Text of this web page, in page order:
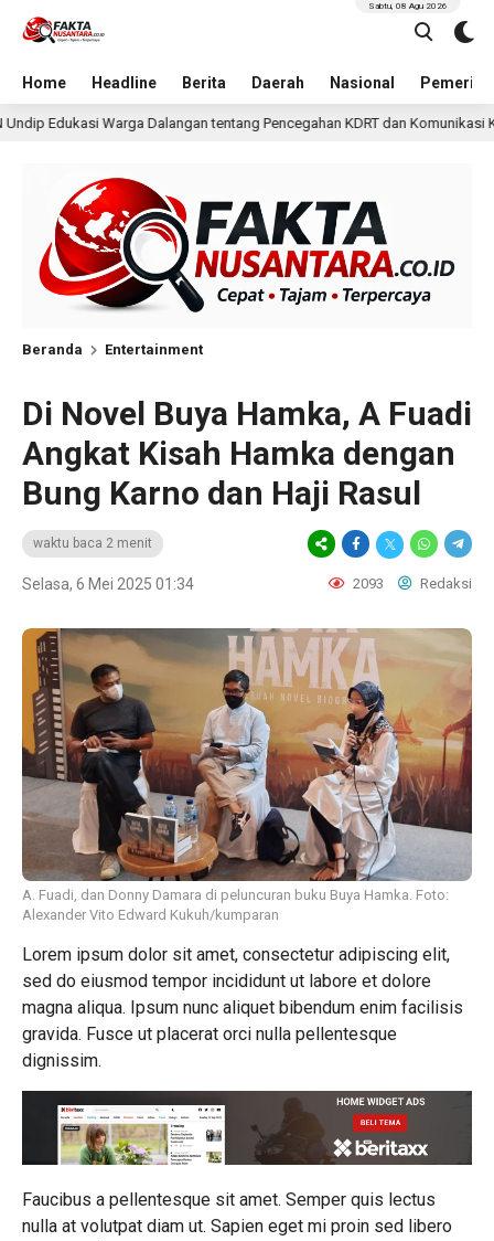
Home Headline Berita Daerah Nasional
Sabtu, 08 Agu 2026
Pencegahan KDRT dan Komunikasi Keluarga 5 jam lalu KKN
Beranda Entertainment
Di Novel Buya Hamka, A Fuadi
Angkat Kisah Hamka dengan
Bung Karno dan Haji Rasul
waktu baca 2 menit
Selasa, 6 Mei 2025 01:34 2093 Redaksi
A. Fuadi, dan Donny Damara di peluncuran buku Buya Hamka. Foto:
Alexander Vito Edward Kukuh/kumparan
Lorem ipsum dolor sit amet, consectetur adipiscing elit,
sed do eiusmod tempor incididunt ut labore et dolore
magna aliqua. Ipsum nunc aliquet bibendum enim facilisis
gravida. Fusce ut placerat orci nulla pellentesque
dignissim.
Faucibus a pellentesque sit amet. Semper quis lectus
nulla at volutpat diam ut. Sapien eget mi proin sed libero